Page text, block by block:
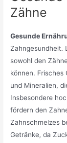
Zähne
Gesunde
Zahngesundheit.
sowohl den
können. Frisches
und Mineralien,
Insbesondere
fördern den
Zahnschmelzes
Getränke, da